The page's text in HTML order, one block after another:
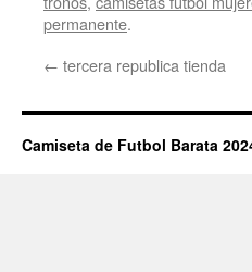
permanente.
← tercera republica tienda
Camiseta de Futbol Barata